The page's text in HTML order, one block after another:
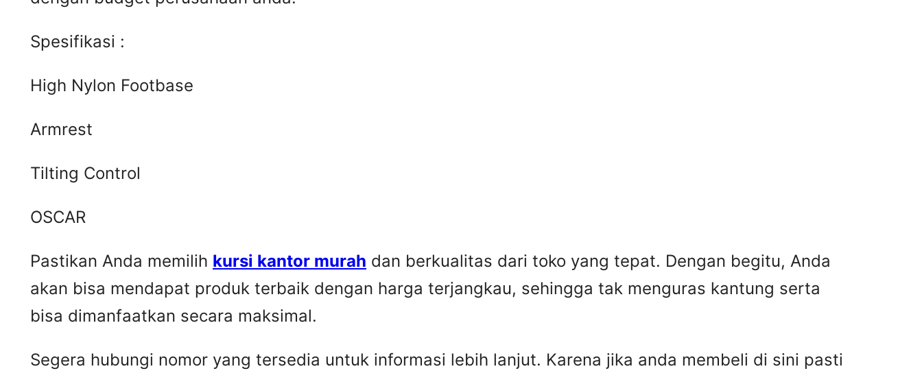
Spesifikasi :
High Nylon Footbase
Armrest
Tilting Control
OSCAR
Pastikan Anda memilih kursi kantor murah dan berkualitas dari toko yang tepat. Dengan begitu, Anda
akan bisa mendapat produk terbaik dengan harga terjangkau, sehingga tak menguras kantung serta
bisa dimanfaatkan secara maksimal.
Segera hubungi nomor yang tersedia untuk informasi lebih lanjut. Karena jika anda membeli di sini pasti